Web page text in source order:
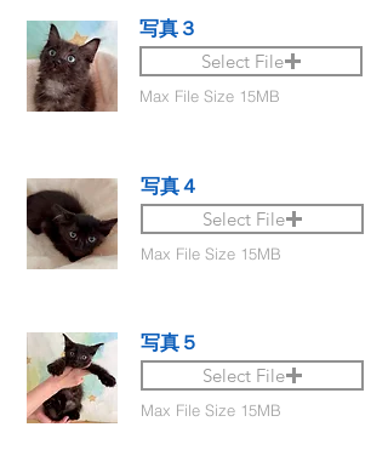
写真３
Select File
Max File Size 15MB
写真４
Select File
Max File Size 15MB
写真５
Select File
Max File Size 15MB